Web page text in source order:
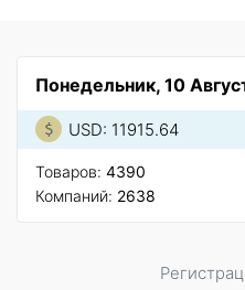
Понедельник, 10
USD: 11915.64
Товаров: 4390
Компаний: 2638